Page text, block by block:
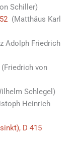
Schiller)
(Matthäus Karl
Adolph Friedrich
von
Schlegel)
Heinrich
D 415